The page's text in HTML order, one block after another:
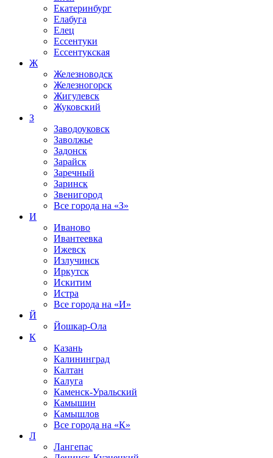
Екатеринбург
Елабуга
Елец
Ессентуки
Ессентукская
Ж
Железноводск
Железногорск
Жигулевск
Жуковский
З
Заводоуковск
Заволжье
Задонск
Зарайск
Заречный
Заринск
Звенигород
Все города на «З»
И
Иваново
Ивантеевка
Ижевск
Излучинск
Иркутск
Искитим
Истра
Все города на «И»
Й
Йошкар-Ола
К
Казань
Калининград
Калтан
Калуга
Каменск-Уральский
Камышин
Камышлов
Все города на «К»
Л
Лангепас